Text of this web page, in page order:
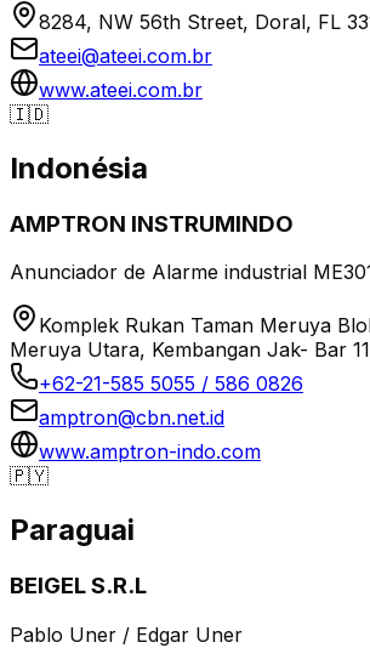
8284, NW 56th Street, Doral, FL
ateei@ateei.com.br
www.ateei.com.br
🇮🇩
Indonésia
AMPTRON INSTRUMINDO
Anunciador de Alarme industrial
Komplek Rukan Taman Meruya
Meruya Utara, Kembangan Jak- Bar
+62-21-585 5055 / 586 0826
amptron@cbn.net.id
www.amptron-indo.com
🇵🇾
Paraguai
BEIGEL S.R.L
Pablo Uner / Edgar Uner